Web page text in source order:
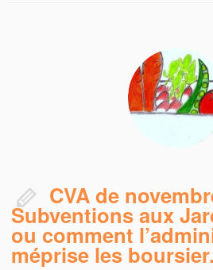
CVA de
Subventions aux
ou comment
méprise les